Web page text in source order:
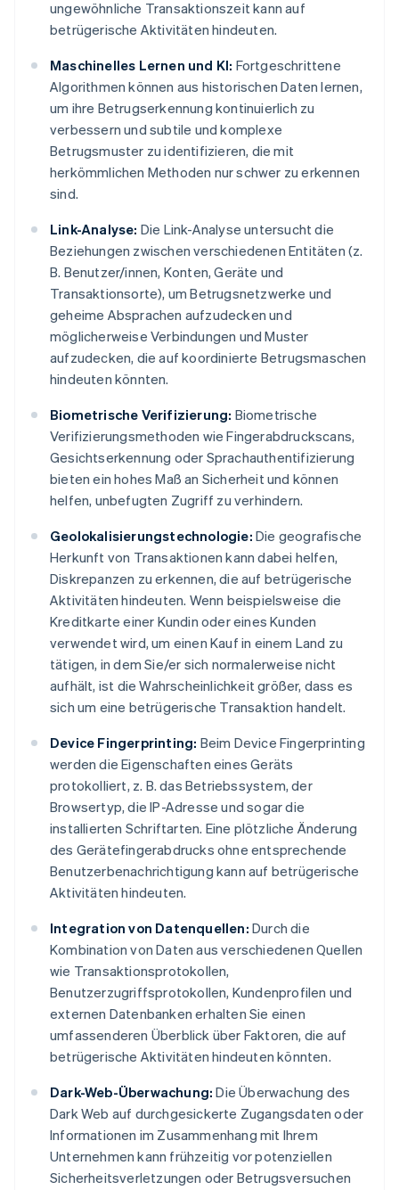
ungewöhnliche Transaktionszeit kann auf
betrügerische Aktivitäten hindeuten.
Maschinelles Lernen und KI: Fortgeschrittene
Algorithmen können aus historischen Daten lernen,
um ihre Betrugserkennung kontinuierlich zu
verbessern und subtile und komplexe
Betrugsmuster zu identifizieren, die mit
herkömmlichen Methoden nur schwer zu erkennen
sind.
Link-Analyse: Die Link-Analyse untersucht die
Beziehungen zwischen verschiedenen Entitäten (z.
B. Benutzer/innen, Konten, Geräte und
Transaktionsorte), um Betrugsnetzwerke und
geheime Absprachen aufzudecken und
möglicherweise Verbindungen und Muster
aufzudecken, die auf koordinierte Betrugsmaschen
hindeuten könnten.
Biometrische Verifizierung: Biometrische
Verifizierungsmethoden wie Fingerabdruckscans,
Gesichtserkennung oder Sprachauthentifizierung
bieten ein hohes Maß an Sicherheit und können
helfen, unbefugten Zugriff zu verhindern.
Geolokalisierungstechnologie: Die geografische
Herkunft von Transaktionen kann dabei helfen,
Diskrepanzen zu erkennen, die auf betrügerische
Aktivitäten hindeuten. Wenn beispielsweise die
Kreditkarte einer Kundin oder eines Kunden
verwendet wird, um einen Kauf in einem Land zu
tätigen, in dem Sie/er sich normalerweise nicht
aufhält, ist die Wahrscheinlichkeit größer, dass es
sich um eine betrügerische Transaktion handelt.
Device Fingerprinting: Beim Device Fingerprinting
werden die Eigenschaften eines Geräts
protokolliert, z. B. das Betriebssystem, der
Browsertyp, die IP-Adresse und sogar die
installierten Schriftarten. Eine plötzliche Änderung
des Gerätefingerabdrucks ohne entsprechende
Benutzerbenachrichtigung kann auf betrügerische
Aktivitäten hindeuten.
Integration von Datenquellen: Durch die
Kombination von Daten aus verschiedenen Quellen
wie Transaktionsprotokollen,
Benutzerzugriffsprotokollen, Kundenprofilen und
externen Datenbanken erhalten Sie einen
umfassenderen Überblick über Faktoren, die auf
betrügerische Aktivitäten hindeuten könnten.
Dark-Web-Überwachung: Die Überwachung des
Dark Web auf durchgesickerte Zugangsdaten oder
Informationen im Zusammenhang mit Ihrem
Unternehmen kann frühzeitig vor potenziellen
Sicherheitsverletzungen oder Betrugsversuchen